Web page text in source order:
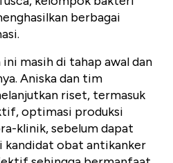
berbagai
masih di tahap awal dan
Aniska dan tim
riset, termasuk
optimasi produksi
klinik, sebelum dapat
kandidat obat antikanker